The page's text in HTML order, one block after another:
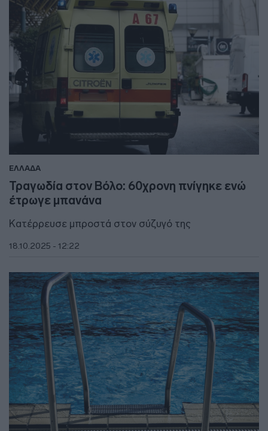
ΕΛΛΑΔΑ
Τραγωδία στον Βόλο: 60χρονη πνίγηκε ενώ
έτρωγε μπανάνα
Κατέρρευσε μπροστά στον σύζυγό της
18.10.2025 - 12:22